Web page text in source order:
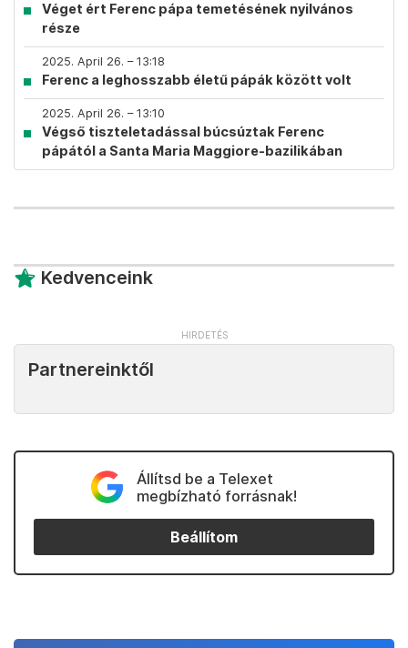
Véget ért Ferenc pápa temetésének nyilvános
része
2025. April 26. – 13:18
Ferenc a leghosszabb életű pápák között volt
2025. April 26. – 13:10
Végső tiszteletadással búcsúztak Ferenc
pápától a Santa Maria Maggiore-bazilikában
Kedvenceink
Partnereinktől
Állítsd be a Telexet
megbízható forrásnak!
Beállítom